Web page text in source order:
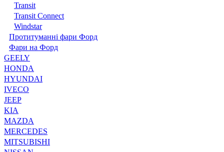
Transit
Transit Connect
Windstar
Протитуманні фари Форд
Фари на Форд
GEELY
HONDA
HYUNDAI
IVECO
JEEP
KIA
MAZDA
MERCEDES
MITSUBISHI